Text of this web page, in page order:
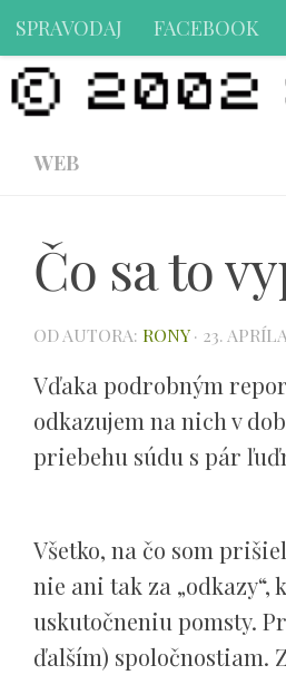
Preskočiť na obsah
SPRAVODAJ FACEBOOK
WEB
Čo sa to
OD AUTORA: RONY · 23.
Vďaka podrobným
odkazujem na nich v
priebehu súdu s pár
Všetko, na čo som
nie ani tak za
uskutočneniu pomsty.
ďalším) spoločnostiam.